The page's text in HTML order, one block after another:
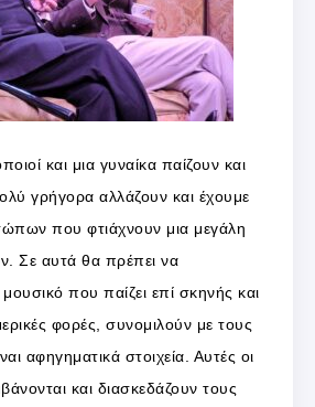
και μια γυναίκα παίζουν και
γρήγορα αλλάζουν και έχουμε
που φτιάχνουν μια μεγάλη
Σε αυτά θα πρέπει να
που παίζει επί σκηνής και
φορές, συνομιλούν με τους
αφηγηματικά στοιχεία. Αυτές οι
και διασκεδάζουν τους